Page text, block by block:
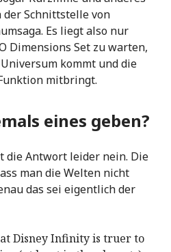
der Schnittstelle von
Es liegt also nur
Dimensions Set zu warten,
kommt und die
mitbringt.
eines geben?
die Antwort leider nein. Die
man die Welten nicht
das sei eigentlich der
Disney Infinity is truer to